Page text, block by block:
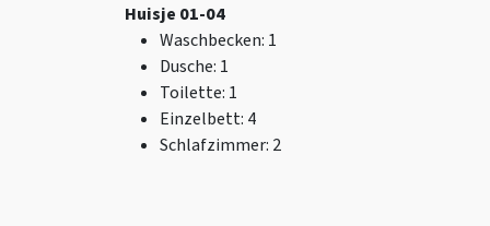
Huisje 01-04
Waschbecken: 1
Dusche: 1
Toilette: 1
Einzelbett: 4
Schlafzimmer: 2